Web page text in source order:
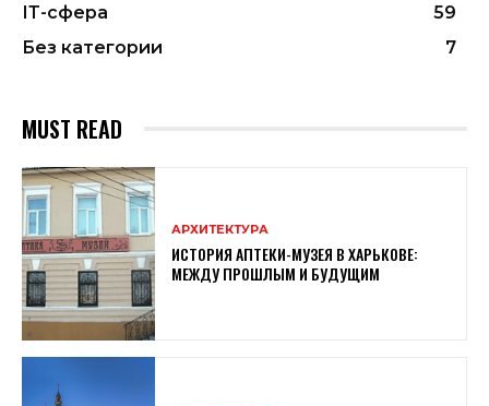
ІТ-сфера
59
Без категории
7
MUST READ
АРХИТЕКТУРА
ИСТОРИЯ АПТЕКИ-МУЗЕЯ В ХАРЬКОВЕ:
МЕЖДУ ПРОШЛЫМ И БУДУЩИМ